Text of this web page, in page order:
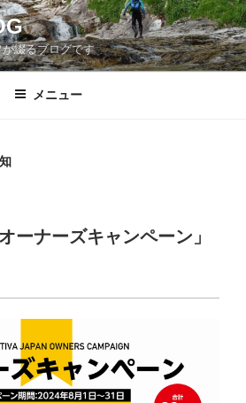
綴るブログです
メニュー
ーナーズキャンペーン」